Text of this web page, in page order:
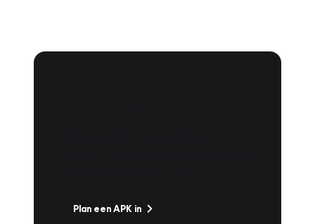
Plan een APK in